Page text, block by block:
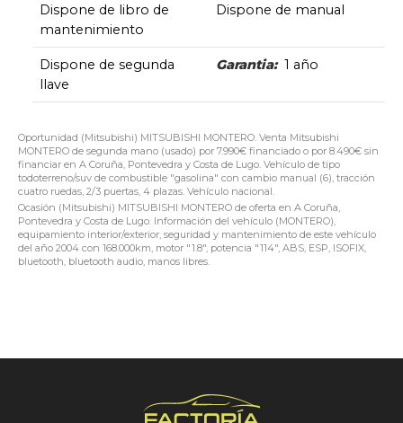
Dispone de libro de
mantenimiento
Dispone de manual
Dispone de segunda
llave
Garantia: 1 año
Oportunidad (Mitsubishi) MITSUBISHI MONTERO. Venta Mitsubishi
MONTERO de segunda mano (usado) por 7.990€ financiado o por 8.490€ sin
financiar en A Coruña, Pontevedra y Costa de Lugo. Vehículo de tipo
todoterreno/suv de combustible "gasolina" con cambio manual (6), tracción
cuatro ruedas, 2/3 puertas, 4 plazas. Vehículo nacional.
Ocasión (Mitsubishi) MITSUBISHI MONTERO de oferta en A Coruña,
Pontevedra y Costa de Lugo. Información del vehículo (MONTERO),
equipamiento interior/exterior, seguridad y mantenimiento de este vehículo
del año 2004 con 168.000km, motor "1.8", potencia "114", ABS, ESP, ISOFIX,
bluetooth, bluetooth audio, manos libres.